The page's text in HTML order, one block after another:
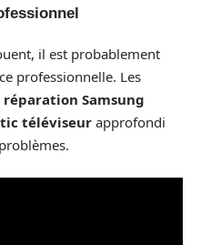
il est probablement
professionnelle. Les
réparation Samsung
téléviseur approfondi